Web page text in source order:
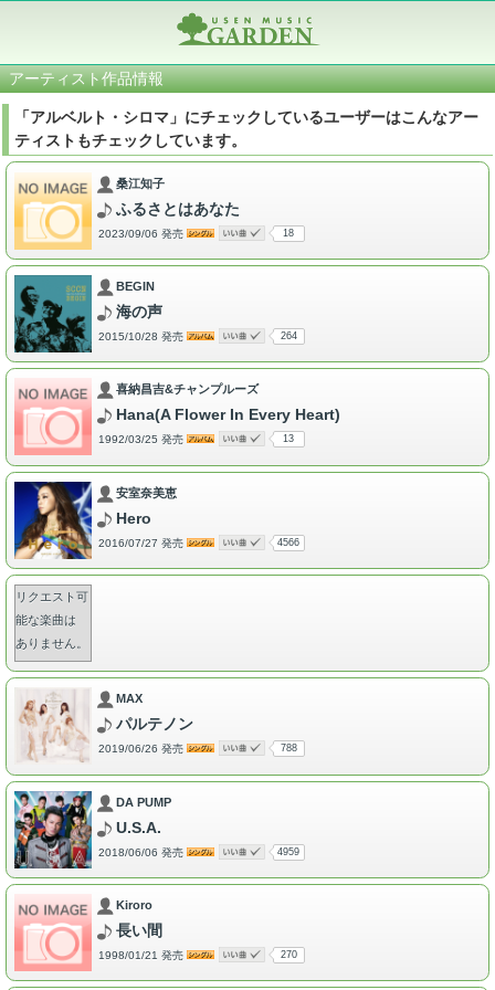
アーティスト作品情報
「アルベルト・シロマ」にチェックしているユーザーはこんなアー
ティストもチェックしています。
桑江知子
ふるさとはあなた
2023/09/06 発売 18
BEGIN
海の声
2015/10/28 発売 264
喜納昌吉&チャンプルーズ
Hana(A Flower In Every Heart)
1992/03/25 発売 13
安室奈美恵
Hero
2016/07/27 発売 4566
リクエスト可
能な楽曲は
ありません。
MAX
パルテノン
2019/06/26 発売 788
DA PUMP
U.S.A.
2018/06/06 発売 4959
Kiroro
長い間
1998/01/21 発売 270